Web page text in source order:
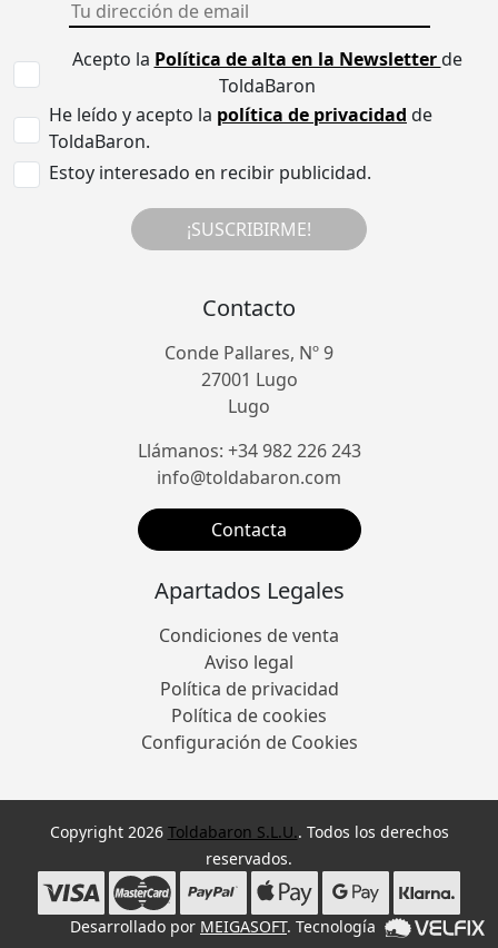
Acepto la Política de alta en la Newsletterde
ToldaBaron
He leído y acepto la política de privacidad de
ToldaBaron.
Estoy interesado en recibir publicidad.
¡SUSCRIBIRME!
Contacto
Conde Pallares, Nº 9
27001 Lugo
Lugo
Llámanos: +34 982 226 243
info@toldabaron.com
Contacta
Apartados Legales
Condiciones de venta
Aviso legal
Política de privacidad
Política de cookies
Configuración de Cookies
Copyright 2026 Toldabaron S.L.U.. Todos los derechos
reservados.
Desarrollado por MEIGASOFT. Tecnología